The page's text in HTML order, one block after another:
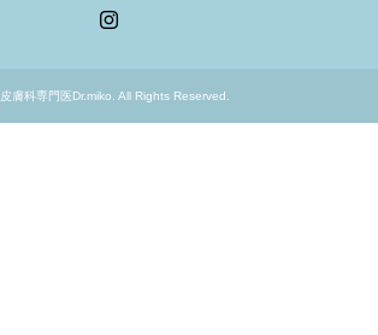
皮膚科専門医Dr.miko . All Rights Reserved.